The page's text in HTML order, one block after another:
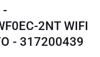
-
2NT WIFI
- 317200439